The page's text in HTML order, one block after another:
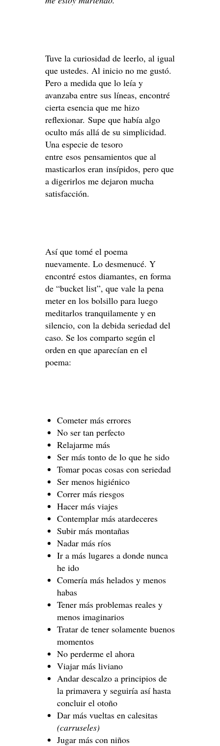
Tuve la curiosidad de leerlo, al igual
que ustedes. Al inicio no me gustó.
Pero a medida que lo leía y
avanzaba entre sus líneas, encontré
cierta esencia que me hizo
reflexionar. Supe que había algo
oculto más allá de su simplicidad.
Una especie de tesoro
entre esos pensamientos que al
masticarlos eran insípidos, pero que
a digerirlos me dejaron mucha
satisfacción.
Así que tomé el poema
nuevamente. Lo desmenucé. Y
encontré estos diamantes, en forma
de “bucket list”, que vale la pena
meter en los bolsillo para luego
meditarlos tranquilamente y en
silencio, con la debida seriedad del
caso. Se los comparto según el
orden en que aparecían en el
poema:
Cometer más errores
No ser tan perfecto
Relajarme más
Ser más tonto de lo que he sido
Tomar pocas cosas con seriedad
Ser menos higiénico
Correr más riesgos
Hacer más viajes
Contemplar más atardeceres
Subir más montañas
Nadar más ríos
Ir a más lugares a donde nunca
he ido
Comería más helados y menos
habas
Tener más problemas reales y
menos imaginarios
Tratar de tener solamente buenos
momentos
No perderme el ahora
Viajar más liviano
Andar descalzo a principios de
la primavera y seguiría así hasta
concluir el otoño
Dar más vueltas en calesitas
(carruseles)
Jugar más con niños